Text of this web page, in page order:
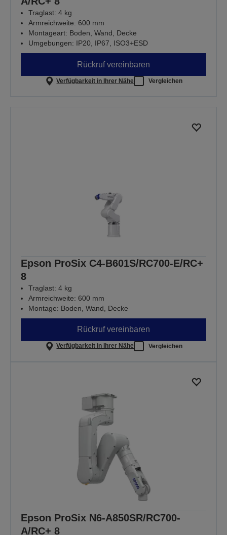
Traglast: 4 kg
Armreichweite: 600 mm
Montageart: Boden, Wand, Decke
Umgebungen: IP20, IP67, ISO3+ESD
Rückruf vereinbaren
Verfügbarkeit in Ihrer Nähe Vergleichen
Epson ProSix C4-B601S/RC700-E/RC+
8
Traglast: 4 kg
Armreichweite: 600 mm
Montage: Boden, Wand, Decke
Rückruf vereinbaren
Verfügbarkeit in Ihrer Nähe Vergleichen
Epson ProSix N6-A850SR/RC700-
A/RC+ 8